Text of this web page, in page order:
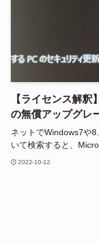
【ライセンス解
の無償アップグレ
ネットでWindows7や
いて検索すると、
2022-10-12